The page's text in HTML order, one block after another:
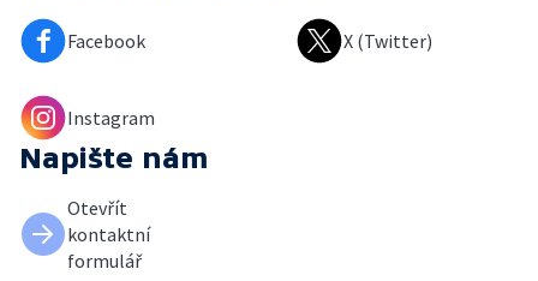
Facebook X (Twitter)
Instagram
Napište nám
Otevřít
kontaktní
formulář